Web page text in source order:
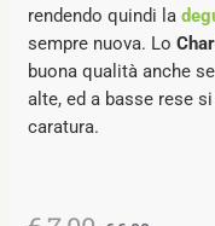
rendendo quindi la
sempre nuova. Lo
buona qualità anche
alte, ed a basse rese
caratura.